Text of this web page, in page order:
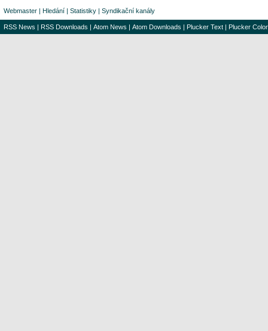
Webmaster | Hledání | Statistiky | Syndikační kanály
RSS News | RSS Downloads | Atom News | Atom Downloads | Plucker Text | Plucker Color